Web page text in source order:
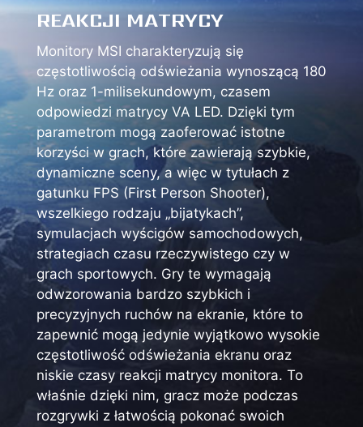
REAKCJI MATRYCY
Monitory MSI charakteryzują się
częstotliwością odświeżania wynoszącą 180
Hz oraz 1-milisekundowym, czasem
odpowiedzi matrycy VA LED. Dzięki tym
parametrom mogą zaoferować istotne
korzyści w grach, które zawierają szybkie,
dynamiczne sceny, a więc w tytułach z
gatunku FPS (First Person Shooter),
wszelkiego rodzaju „bijatykach”,
symulacjach wyścigów samochodowych,
strategiach czasu rzeczywistego czy w
grach sportowych. Gry te wymagają
odwzorowania bardzo szybkich i
precyzyjnych ruchów na ekranie, które to
zapewnić mogą jedynie wyjątkowo wysokie
częstotliwość odświeżania ekranu oraz
niskie czasy reakcji matrycy monitora. To
właśnie dzięki nim, gracz może podczas
rozgrywki z łatwością pokonać swoich